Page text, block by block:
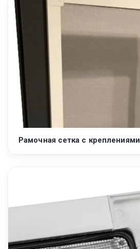
Рамочная сетка с креплениями